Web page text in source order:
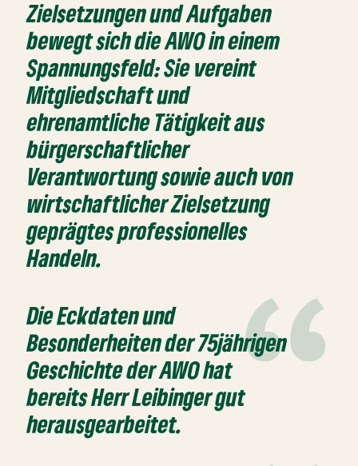
Zielsetzungen und Aufgaben
bewegt sich die AWO in einem
Spannungsfeld: Sie vereint
Mitgliedschaft und
ehrenamtliche Tätigkeit aus
bürgerschaftlicher
Verantwortung sowie auch von
wirtschaftlicher Zielsetzung
geprägtes professionelles
Handeln.
Die Eckdaten und
Besonderheiten der 75jährigen
Geschichte der AWO hat
bereits Herr Leibinger gut
herausgearbeitet.